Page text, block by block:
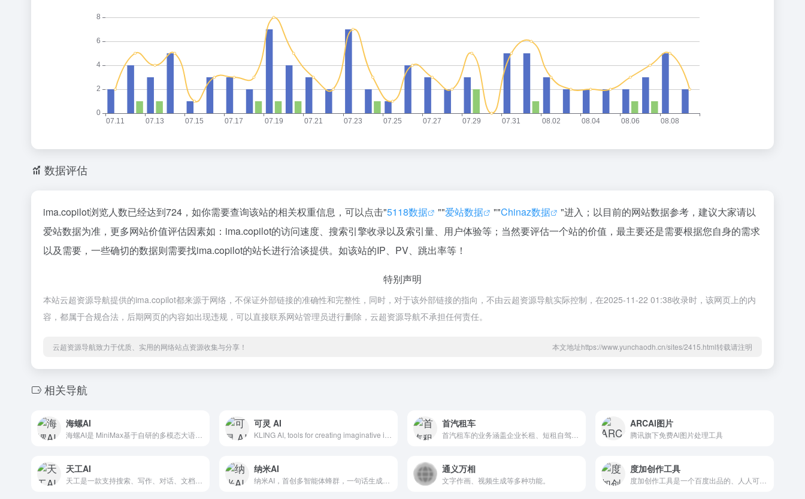
数据评估
ima.copilot浏览人数已经达到724，如你需要查询该站的相关权重信息，可以点击"5118数据 ""爱站数据 ""Chinaz数据
"进入；以目前的网站数据参考，建议大家请以
爱站数据为准，更多网站价值评估因素如：ima.copilot的访问速度、搜索引擎收录以及索引量、用户体验等；当然要评估一个站的价值，最主要还是需要根据您自身的需求
以及需要，一些确切的数据则需要找ima.copilot的站长进行洽谈提供。如该站的IP、PV、跳出率等！
特别声明
本站云超资源导航提供的ima.copilot都来源于网络，不保证外部链接的准确性和完整性，同时，对于该外部链接的指向，不由云超资源导航实际控制，在2025-11-22 01:38收录时，该网页上的内
容，都属于合规合法，后期网页的内容如出现违规，可以直接联系网站管理员进行删除，云超资源导航不承担任何责任。
云超资源导航致力于优质、实用的网络站点资源收集与分享！ 本文地址https://www.yunchaodh.cn/sites/2415.html转载请注明
相关导航
海螺AI 可灵 AI 首汽租车 ARCAl图片
腾讯旗下免费Al图片处理工具
天工AI 纳米AI 通义万相
文字作画、视频生成等多种功能。
度加创作工具